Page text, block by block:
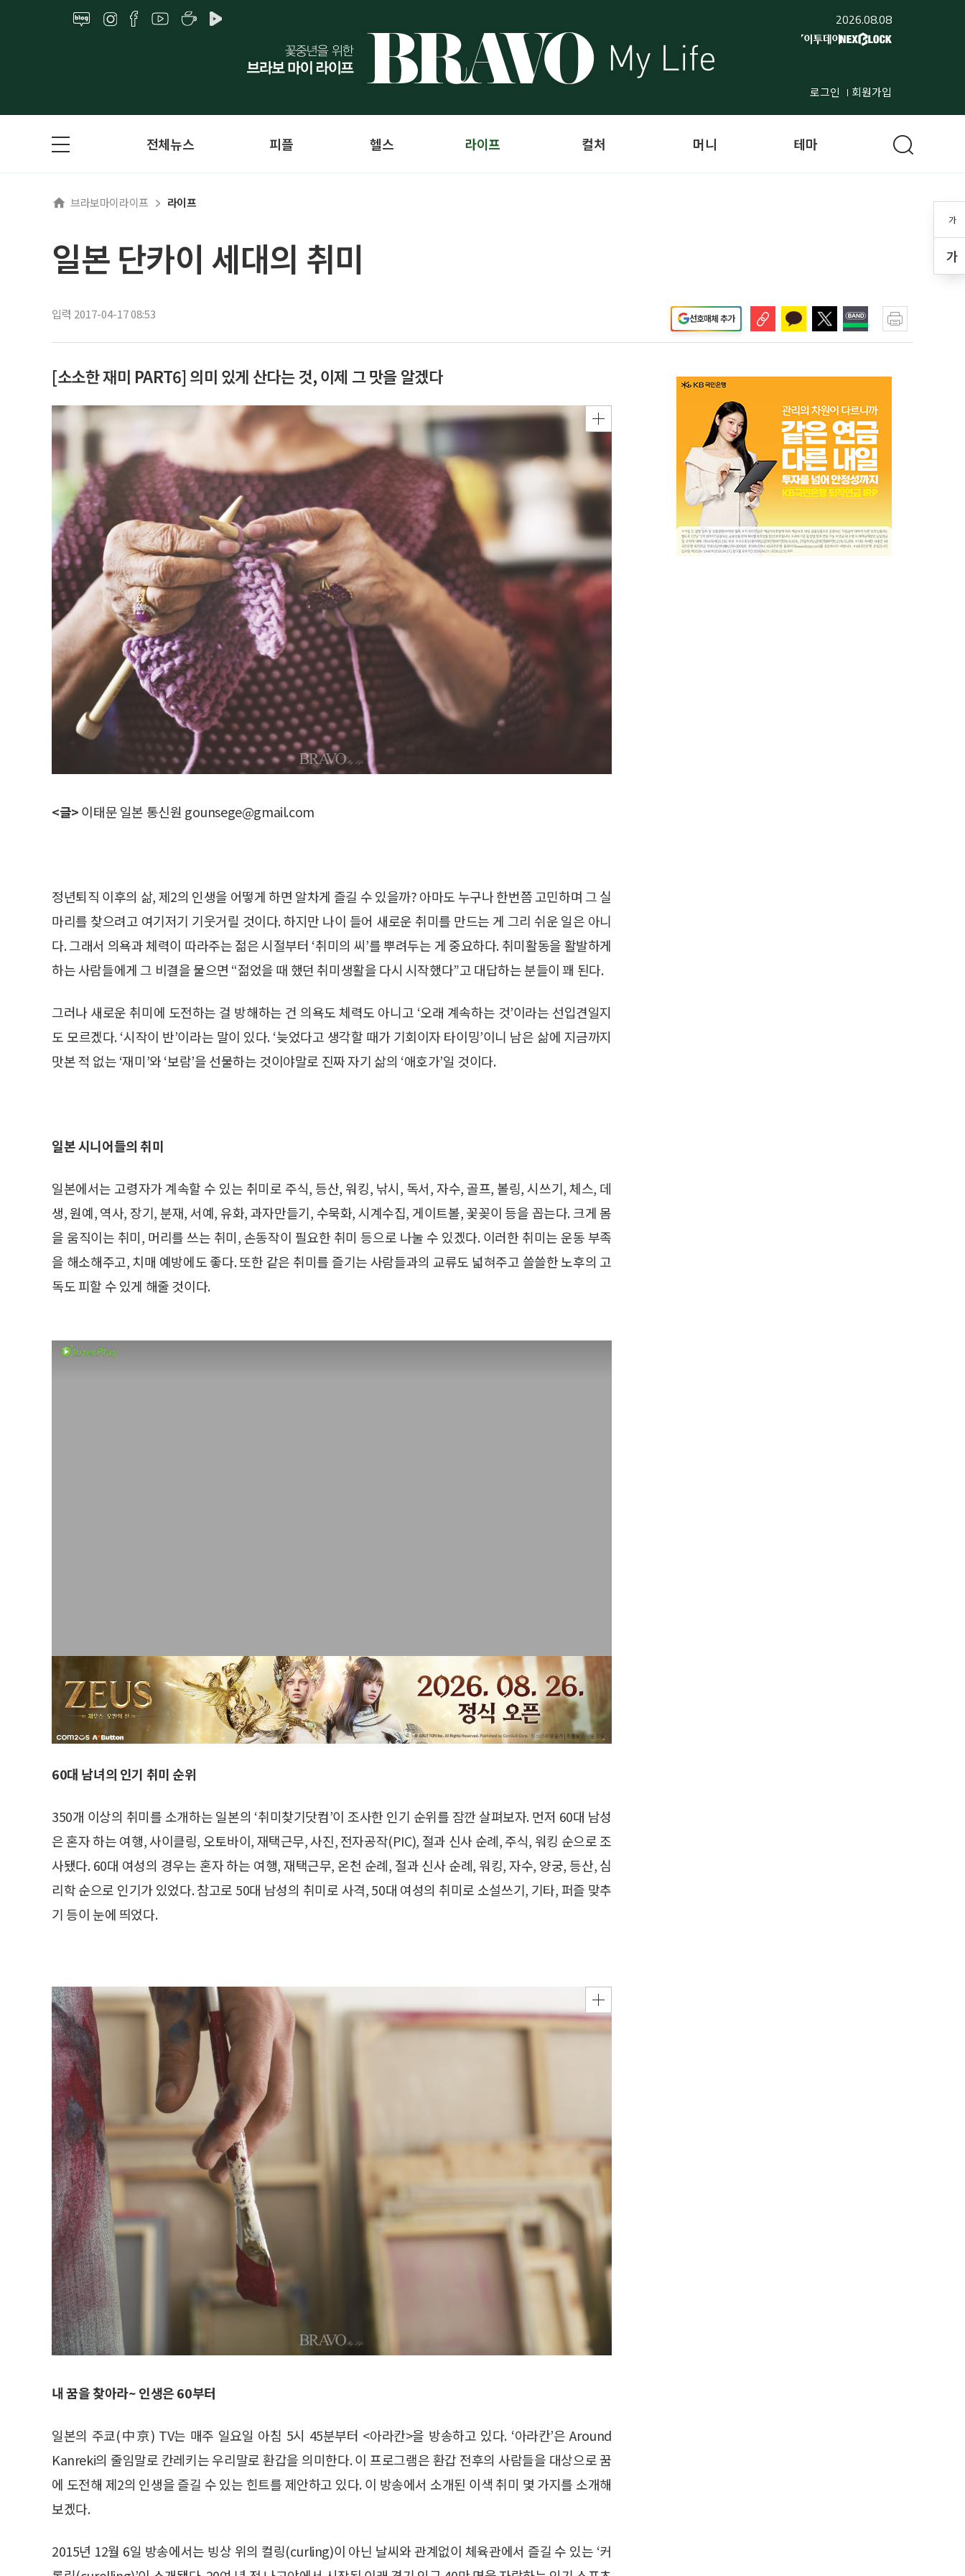
2026.08.08
로그인 회원가입
가
가
전체뉴스 피플 헬스 라이프 컬처 머니 테마
브라보마이라이프 라이프
일본 단카이 세대의 취미
입력 2017-04-17 08:53 선호매체 추가
[소소한 재미 PART6] 의미 있게 산다는 것, 이제 그 맛을 알겠다
<글>이태문 일본 통신원 gounsege@gmail.com
정년퇴직 이후의 삶, 제2의 인생을 어떻게 하면 알차게 즐길 수 있을까? 아마도 누구나 한번쯤 고민하며 그 실
마리를 찾으려고 여기저기 기웃거릴 것이다. 하지만 나이 들어 새로운 취미를 만드는 게 그리 쉬운 일은 아니
다. 그래서 의욕과 체력이 따라주는 젊은 시절부터 ‘취미의 씨’를 뿌려두는 게 중요하다. 취미활동을 활발하게
하는 사람들에게 그 비결을 물으면 “젊었을 때 했던 취미생활을 다시 시작했다”고 대답하는 분들이 꽤 된다.
그러나 새로운 취미에 도전하는 걸 방해하는 건 의욕도 체력도 아니고 ‘오래 계속하는 것’이라는 선입견일지
도 모르겠다. ‘시작이 반’이라는 말이 있다. ‘늦었다고 생각할 때가 기회이자 타이밍’이니 남은 삶에 지금까지
맛본 적 없는 ‘재미’와 ‘보람’을 선물하는 것이야말로 진짜 자기 삶의 ‘애호가’일 것이다.
일본 시니어들의 취미
일본에서는 고령자가 계속할 수 있는 취미로 주식, 등산, 워킹, 낚시, 독서, 자수, 골프, 볼링, 시쓰기, 체스, 데
생, 원예, 역사, 장기, 분재, 서예, 유화, 과자만들기, 수묵화, 시계수집, 게이트볼, 꽃꽂이 등을 꼽는다. 크게 몸
을 움직이는 취미, 머리를 쓰는 취미, 손동작이 필요한 취미 등으로 나눌 수 있겠다. 이러한 취미는 운동 부족
을 해소해주고, 치매 예방에도 좋다. 또한 같은 취미를 즐기는 사람들과의 교류도 넓혀주고 쓸쓸한 노후의 고
독도 피할 수 있게 해줄 것이다.
60대 남녀의 인기 취미 순위
350개 이상의 취미를 소개하는 일본의 ‘취미찾기닷컴’이 조사한 인기 순위를 잠깐 살펴보자. 먼저 60대 남성
은 혼자 하는 여행, 사이클링, 오토바이, 재택근무, 사진, 전자공작(PIC), 절과 신사 순례, 주식, 워킹 순으로 조
사됐다. 60대 여성의 경우는 혼자 하는 여행, 재택근무, 온천 순례, 절과 신사 순례, 워킹, 자수, 양궁, 등산, 심
리학 순으로 인기가 있었다. 참고로 50대 남성의 취미로 사격, 50대 여성의 취미로 소설쓰기, 기타, 퍼즐 맞추
기 등이 눈에 띄었다.
내 꿈을 찾아라~ 인생은 60부터
일본의 주쿄(中京) TV는 매주 일요일 아침 5시 45분부터 <아라칸>을 방송하고 있다. ‘아라칸’은 Around
Kanreki의 줄임말로 칸레키는 우리말로 환갑을 의미한다. 이 프로그램은 환갑 전후의 사람들을 대상으로 꿈
에 도전해 제2의 인생을 즐길 수 있는 힌트를 제안하고 있다. 이 방송에서 소개된 이색 취미 몇 가지를 소개해
보겠다.
2015년 12월 6일 방송에서는 빙상 위의 컬링(curling)이 아닌 날씨와 관계없이 체육관에서 즐길 수 있는 ‘커